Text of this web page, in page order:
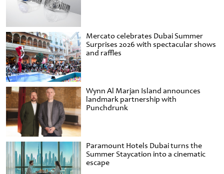
Mercato celebrates Dubai Summer
Surprises 2026 with spectacular shows
and raffles
Wynn Al Marjan Island announces
landmark partnership with
Punchdrunk
Paramount Hotels Dubai turns the
Summer Staycation into a cinematic
escape